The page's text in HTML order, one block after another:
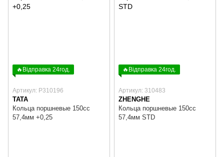
🔥Відправка 24год.
Артикул: P310196
TATA
Кольца поршневые 150cc
57,4мм +0,25
🔥Відправка 24год.
Артикул: 310483
ZHENGHE
Кольца поршневые 150cc
57,4мм STD